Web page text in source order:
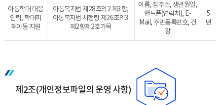
아동학대 대응
인력, 학대피
해아동 지원
아동복지법 제28조의2 제3항,
아동복지법 시행령 제26조의3
제2항제2호가목
이름, 집주소, 생년월일,
핸드폰(연락처), E-
Mail, 주민등록번호, 건
강
5
년
제2조(개인정보파일의 운영 사항)